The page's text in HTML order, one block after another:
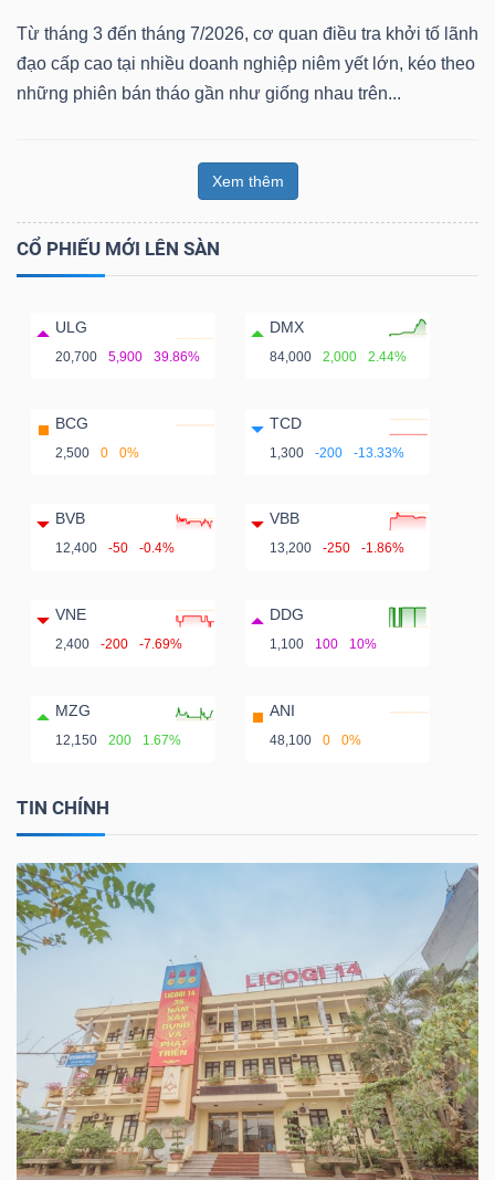
Từ tháng 3 đến tháng 7/2026, cơ quan điều tra khởi tố lãnh
đạo cấp cao tại nhiều doanh nghiệp niêm yết lớn, kéo theo
những phiên bán tháo gần như giống nhau trên...
Xem thêm
CỔ PHIẾU MỚI LÊN SÀN
ULG
20,700 5,900 39.86%
DMX
84,000 2,000 2.44%
BCG
2,500 0 0%
TCD
1,300 -200 -13.33%
BVB
12,400 -50 -0.4%
VBB
13,200 -250 -1.86%
VNE
2,400 -200 -7.69%
DDG
1,100 100 10%
MZG
12,150 200 1.67%
ANI
48,100 0 0%
TIN CHÍNH